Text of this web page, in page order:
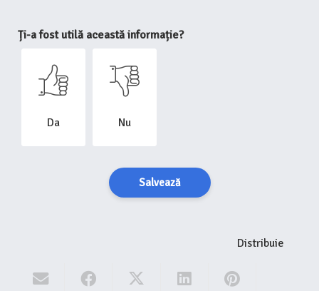
Ți-a fost utilă această informație?
Da Nu
Salvează
Distribuie